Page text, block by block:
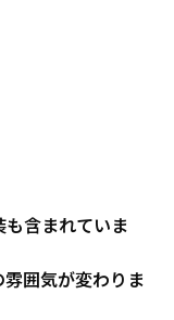
含まれていま
囲気が変わりま